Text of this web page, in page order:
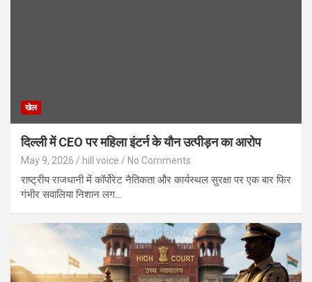
खेल
दिल्ली में CEO पर महिला इंटर्न के यौन उत्पीड़न का आरोप
May 9, 2026 hill voice No Comments
राष्ट्रीय राजधानी में कॉर्पोरेट नैतिकता और कार्यस्थल सुरक्षा पर एक बार फिर
गंभीर सवालिया निशान लग…